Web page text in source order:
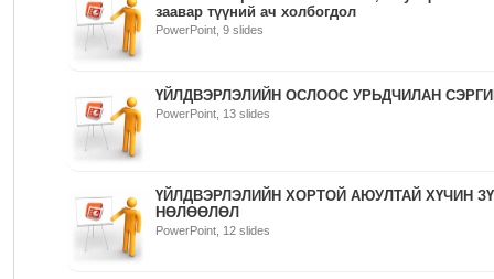
заавар түүний ач холбогдол
PowerPoint, 9 slides
ҮЙЛДВЭРЛЭЛИЙН ОСЛООС УРЬДЧИЛАН
PowerPoint, 13 slides
ҮЙЛДВЭРЛЭЛИЙН ХОРТОЙ АЮУЛТАЙ ХҮЧИН
НӨЛӨӨЛӨЛ
PowerPoint, 12 slides